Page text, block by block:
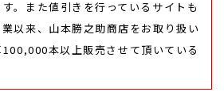
。また値引きを行っているサイトも
以来、山本勝之助商店をお取り扱い
本以上販売させて頂いている